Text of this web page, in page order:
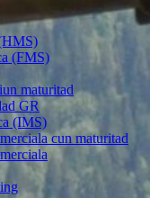
(FMS)
maturitad
GR
(IMS)
cun maturitad